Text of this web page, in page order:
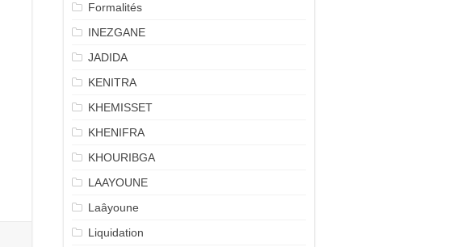
Formalités
INEZGANE
JADIDA
KENITRA
KHEMISSET
KHENIFRA
KHOURIBGA
LAAYOUNE
Laâyoune
Liquidation